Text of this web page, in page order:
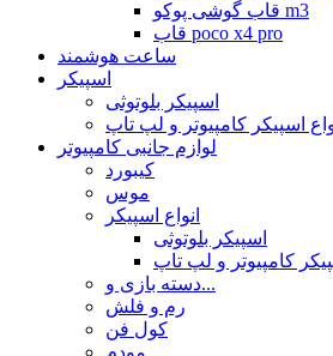
قاب گوشی پوکو m3
قاب poco x4 pro
ساعت هوشمند
اسپیکر
اسپیکر بلوتوثی
اسپیکر کامپیوتر و لپ تاپ
لوازم جانبی کامپیوتر
کیبورد
موس
انواع اسپیکر
اسپیکر بلوتوثی
کامپیوتر و لپ تاپ
دسته بازی و...
رم و فلش
کول فن
مودم